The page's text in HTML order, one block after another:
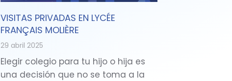
VISITAS PRIVADAS EN LYCÉE
FRANÇAIS MOLIÈRE
29 abril 2025
Elegir colegio para tu hijo o hija es
una decisión que no se toma a la